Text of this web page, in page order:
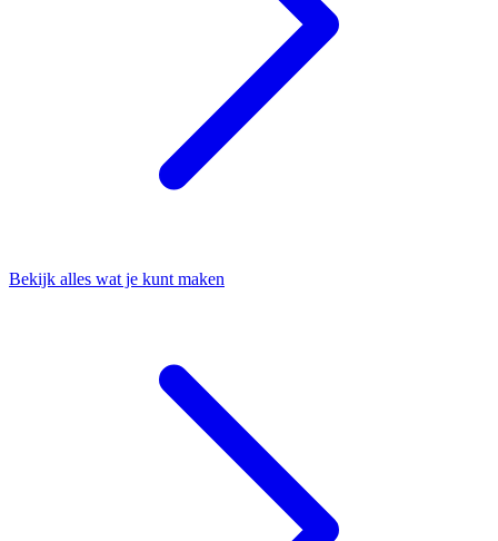
Bekijk alles wat je kunt maken